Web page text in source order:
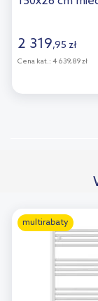
2 319,95 zł
Cena kat.: 4 639,89 zł
multirabaty